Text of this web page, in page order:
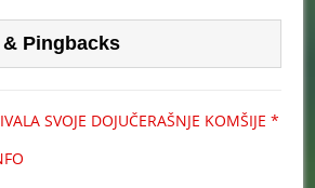
Pingbacks
SVOJE DOJUČERAŠNJE KOMŠIJE *